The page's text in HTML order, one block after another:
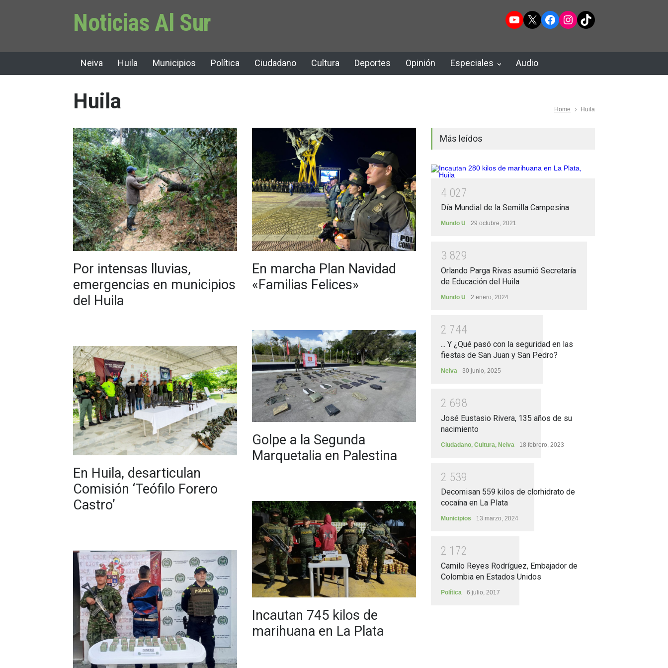
Noticias Al Sur YouTube
X Facebook
Instagram
TikTok
Neiva Huila Municipios Política Ciudadano Cultura Deportes Opinión Especiales Audio
Huila Home Huila
Por intensas lluvias,
emergencias en municipios
del Huila
En Huila, desarticulan
Comisión ‘Teófilo Forero
Castro’
En marcha Plan Navidad
«Familias Felices»
Golpe a la Segunda
Marquetalia en Palestina
Incautan 745 kilos de
marihuana en La Plata
Más leídos
4 027
Día Mundial de la Semilla Campesina
Mundo U 29 octubre, 2021
3 829
Orlando Parga Rivas asumió Secretaría
de Educación del Huila
Mundo U 2 enero, 2024
2 744
... Y ¿Qué pasó con la seguridad en las
fiestas de San Juan y San Pedro?
Neiva 30 junio, 2025
2 698
José Eustasio Rivera, 135 años de su
nacimiento
Ciudadano, Cultura, Neiva 18 febrero, 2023
2 539
Decomisan 559 kilos de clorhidrato de
cocaína en La Plata
Municipios 13 marzo, 2024
2 1 72
Camilo Reyes Rodríguez, Embajador de
Colombia en Estados Unidos
Política 6 julio, 2017